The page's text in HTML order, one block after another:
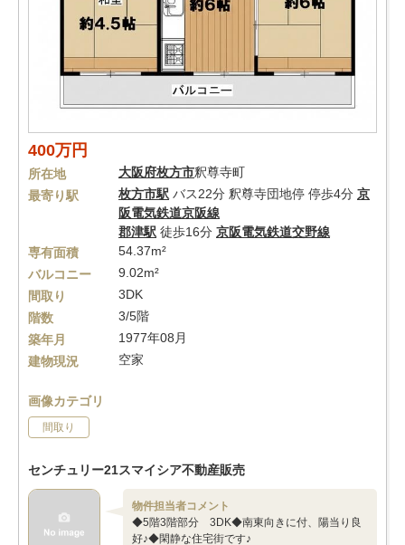
400万円
所在地 大阪府枚方市釈尊寺町
最寄り駅
枚方市駅 バス22分 釈尊寺団地停 停歩4分 京
阪電気鉄道京阪線
郡津駅 徒歩16分 京阪電気鉄道交野線
専有面積
54.37m²
バルコニー
9.02m²
間取り
3DK
階数
3/5階
築年月
1977年08月
建物現況
空家
画像カテゴリ
間取り
センチュリー21スマイシア不動産販売
物件担当者コメント
◆5階3階部分 3DK◆南東向きに付、陽当り良
好♪◆閑静な住宅街です♪